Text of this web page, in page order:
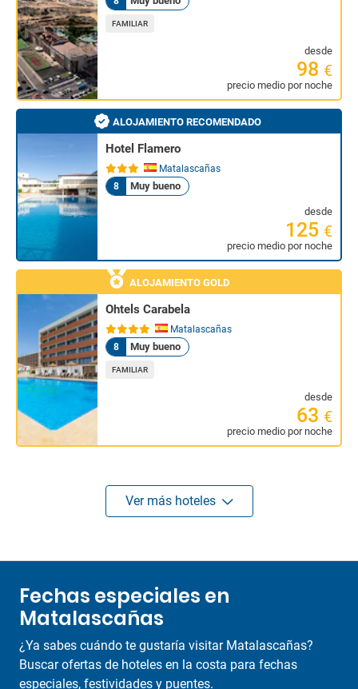
FAMILIAR
desde
98 €
precio medio por noche
ALOJAMIENTO RECOMENDADO
Hotel Flamero
Matalascañas
8
Muy bueno
desde
125 €
precio medio por noche
ALOJAMIENTO GOLD
Ohtels Carabela
Matalascañas
8
Muy bueno
FAMILIAR
desde
63 €
precio medio por noche
Ver más hoteles
Fechas especiales en
Matalascañas
¿Ya sabes cuándo te gustaría visitar Matalascañas?
Buscar ofertas de hoteles en la costa para fechas
especiales, festividades y puentes.